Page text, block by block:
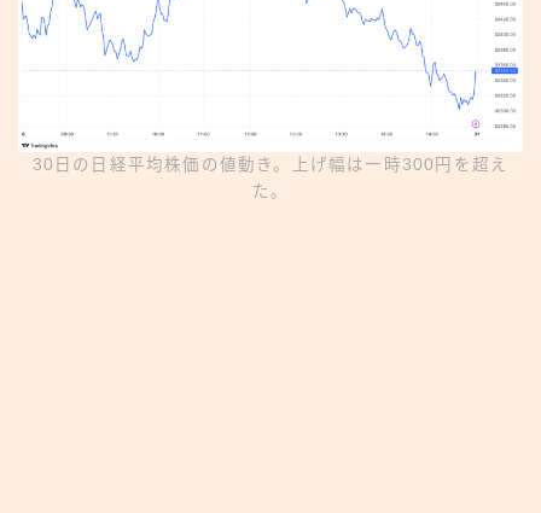
30日の日経平均株価の値動き。上げ幅は一時300円を超え
た。